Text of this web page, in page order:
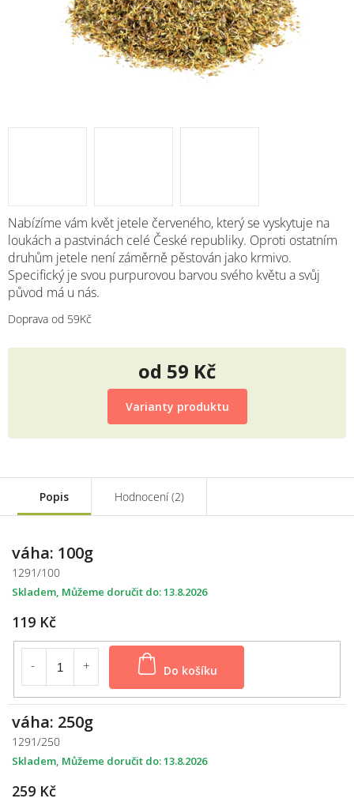
Nabízíme vám květ jetele červeného, který se vyskytuje na
loukách a pastvinách celé České republiky. Oproti ostatním
druhům jetele není záměrně pěstován jako krmivo.
Specifický je svou purpurovou barvou svého květu a svůj
původ má u nás.
Doprava od 59Kč
od 59 Kč
Měrná
cena:
Varianty produktu
Popis Hodnocení (2)
váha: 100g
1291/100
119 Kč
Do košíku
Skladem 13.8.2026
váha: 250g
1291/250
259 Kč
Skladem 13.8.2026